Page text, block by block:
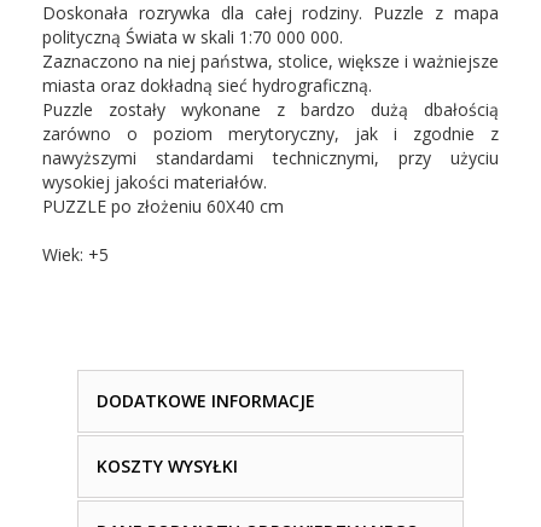
Doskonała rozrywka dla całej rodziny. Puzzle z mapa
polityczną Świata w skali 1:70 000 000.
Zaznaczono na niej państwa, stolice, większe i ważniejsze
miasta oraz dokładną sieć hydrograficzną.
Puzzle zostały wykonane z bardzo dużą dbałością
zarówno o poziom merytoryczny, jak i zgodnie z
nawyższymi standardami technicznymi, przy użyciu
wysokiej jakości materiałów.
PUZZLE po złożeniu 60X40 cm
Wiek: +5
DODATKOWE INFORMACJE
KOSZTY WYSYŁKI